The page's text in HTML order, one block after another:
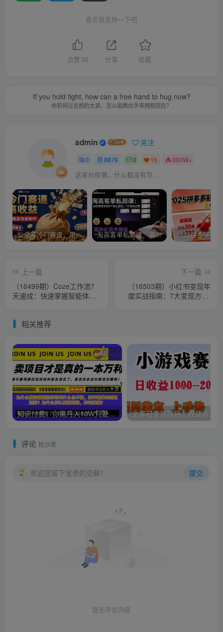
喜欢就支持一下吧
点赞 32 分享 收藏
If you hold tight, how can a free hand to hug now?
你若将过去抱的太紧，怎么能腾出手来拥抱现在？
admin 关注
0 8879 0 15 393W+
这家伙很懒，什么都没有写...
公众号冷门赛道，用AI做情感漫画，7天开通流量主，操作简单，小白可玩 淘高客单私房课：高客单成交的3个核心基础，1个实操法宝
上一篇
（16499期）Coze工作流7
天速成：快速掌握智能体开
下一篇
（16503期）小红书变现年
度实战指南：7大变现方式/
相关推荐
知识付费，你离月入10W只差一个开始！26年给自己一个机会，挖金子不如买铲子【揭秘】
评论 抢沙发
欢迎您留下宝贵的见解！ 提交
暂无评论内容